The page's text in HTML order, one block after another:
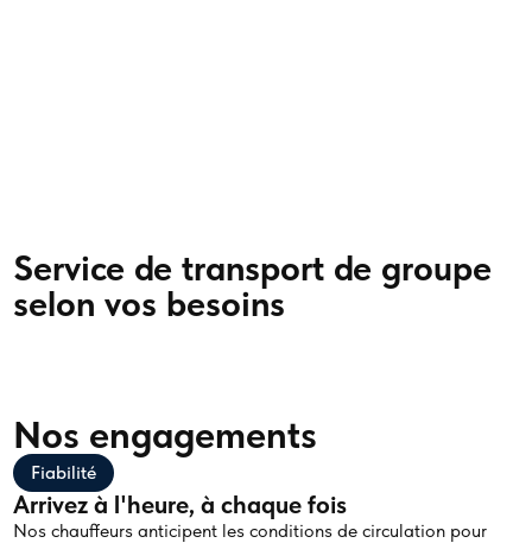
Service de transport de groupe
selon vos besoins
Nos engagements
Fiabilité
Arrivez à l'heure, à chaque fois
Nos chauffeurs anticipent les conditions de circulation pour